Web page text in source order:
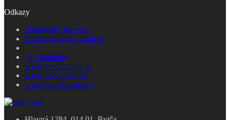
Odkazy
Podmienky inzercie
Kúpno-predajná zmluva
Na stiahnutie
www.boat24.com.au
www.boat24.co.nz
www.boatsforsale.eu